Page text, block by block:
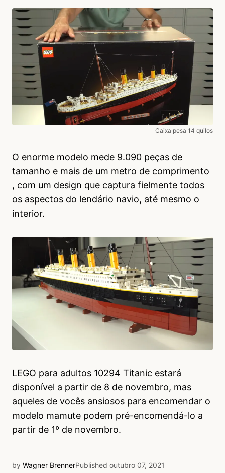
Caixa pesa 14 quilos
O enorme modelo mede 9.090 peças de
tamanho e mais de um metro de comprimento
, com um design que captura fielmente todos
os aspectos do lendário navio, até mesmo o
interior.
LEGO para adultos 10294 Titanic estará
disponível a partir de 8 de novembro, mas
aqueles de vocês ansiosos para encomendar o
modelo mamute podem pré-encomendá-lo a
partir de 1º de novembro.
by Wagner BrennerPublished outubro 07, 2021